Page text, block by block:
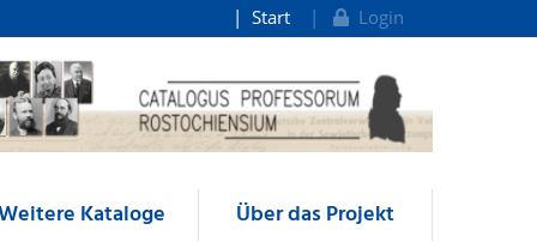
Start Login
Kataloge Über das Projekt